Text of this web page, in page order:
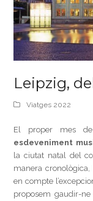
Leipzig,
Viatges 2022
El proper mes
esdeveniment
la ciutat natal del
manera cronològica,
en compte
proposem gaudir-